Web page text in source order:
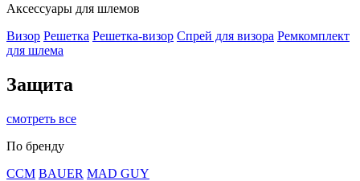
Аксессуары для шлемов
Визор Решетка Решетка-визор Спрей для визора Ремкомплект
для шлема
Защита
смотреть все
По бренду
CCM BAUER MAD GUY